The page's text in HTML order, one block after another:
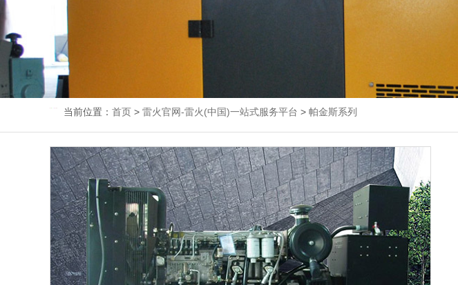
荣誉证书
潍柴系列
奔驰系列
1500-2000KW
2000-2400KW
静音机组
定制化服务
当前位置： 首页 > 雷火官网-雷火(中国)一站式服务平台 > 帕金斯系列